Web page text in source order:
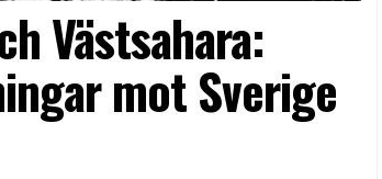
Västsahara:
mot Sverige